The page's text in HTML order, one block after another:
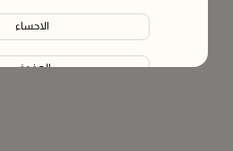
الاحساء
الهفوف‎